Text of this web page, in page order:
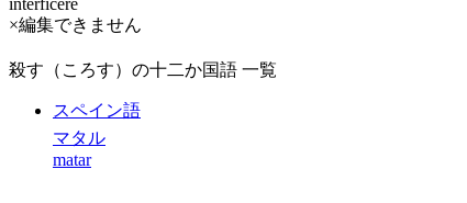
interficere
×編集できません
殺す（ころす）の十二か国語 一覧
スペイン語
マタル
matar